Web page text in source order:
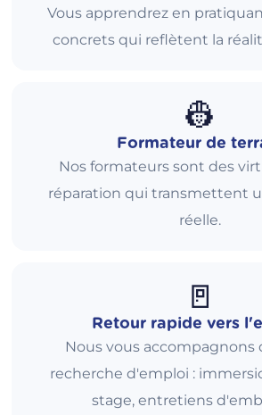
Vous apprendrez en
concrets qui reflètent la
👷
Formateur de
Nos formateurs sont des
réparation qui transmettent
réelle.
🚪
Retour rapide vers
Nous vous accompagnons
recherche d'emploi :
stage, entretiens